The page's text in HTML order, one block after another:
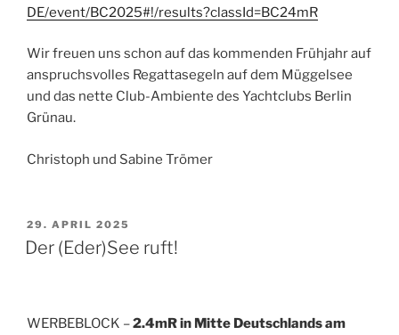
DE/event/BC2025#!/results?classId=BC24mR
Wir freuen uns schon auf das kommenden Frühjahr auf
anspruchsvolles Regattasegeln auf dem Müggelsee
und das nette Club-Ambiente des Yachtclubs Berlin
Grünau.
Christoph und Sabine Trömer
VERÖFFENTLICHT
AM
29. APRIL 2025
Der (Eder)See ruft!
WERBEBLOCK –2.4mR in Mitte Deutschlands am